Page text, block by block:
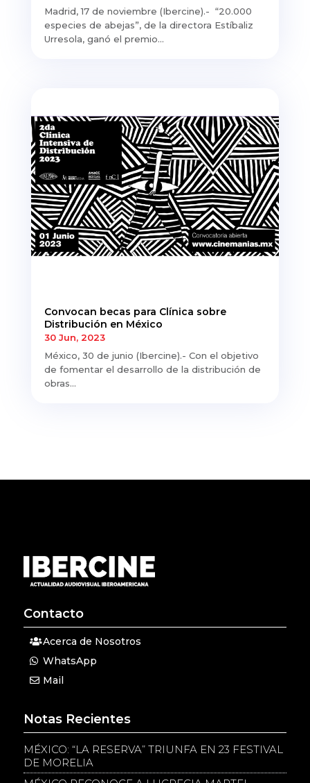
Madrid, 17 de noviembre (Ibercine).- “20.000
especies de abejas”, de la directora Estíbaliz
Urresola, ganó el premio...
Convocan becas para Clínica sobre
Distribución en México
30 Jun, 2023
México, 30 de junio (Ibercine).- Con el objetivo
de fomentar el desarrollo de la distribución de
obras...
Contacto
Acerca de Nosotros
WhatsApp
Mail
Notas Recientes
MÉXICO: “LA RESERVA” TRIUNFA EN 23 FESTIVAL
DE MORELIA